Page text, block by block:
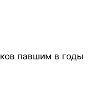
павшим в годы